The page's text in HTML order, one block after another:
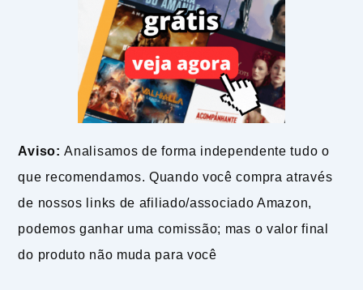
Aviso: Analisamos de forma independente tudo o
que recomendamos. Quando você compra através
de nossos links de afiliado/associado Amazon,
podemos ganhar uma comissão; mas o valor final
do produto não muda para você